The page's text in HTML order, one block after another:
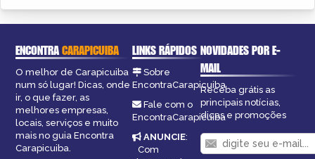
ENCONTRACARAPICUIBA
O melhor de Carapicuiba
num só lugar! Dicas, onde
ir, o que fazer, as
melhores empresas,
locais, serviços e muito
mais no guia Encontra
Carapicuiba.
LINKS RÁPIDOS
Sobre
EncontraCarapicuiba
Fale com o
EncontraCarapicuiba
ANUNCIE:
Com
NOVIDADES POR E-
MAIL
Receba grátis as
principais notícias,
dicas e promoções